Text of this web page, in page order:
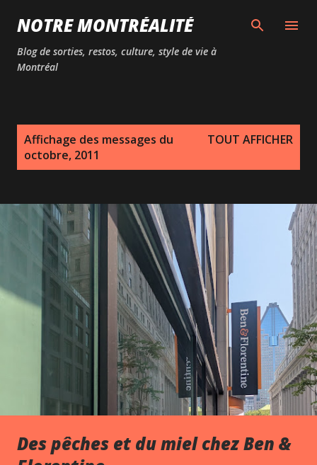
Passer au contenu principal
NOTRE MONTRÉALITÉ
Blog de sorties, restos, culture, style de vie à
Montréal
Affichage des messages du
octobre, 2011
TOUT AFFICHER
Des pêches et du miel chez Ben &